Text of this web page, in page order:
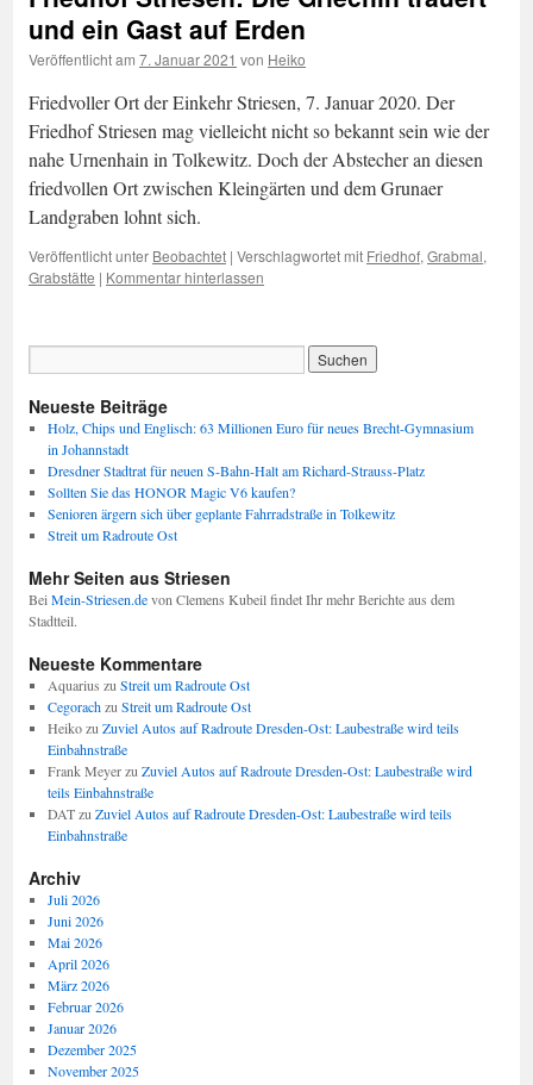
und ein Gast auf Erden
Veröffentlicht am 7. Januar 2021 von Heiko
Friedvoller Ort der Einkehr Striesen, 7. Januar 2020. Der
Friedhof Striesen mag vielleicht nicht so bekannt sein wie der
nahe Urnenhain in Tolkewitz. Doch der Abstecher an diesen
friedvollen Ort zwischen Kleingärten und dem Grunaer
Landgraben lohnt sich.
Veröffentlicht unter Beobachtet | Verschlagwortet mit Friedhof, Grabmal,
Grabstätte | Kommentar hinterlassen
Neueste Beiträge
Holz, Chips und Englisch: 63 Millionen Euro für neues Brecht-Gymnasium
in Johannstadt
Dresdner Stadtrat für neuen S-Bahn-Halt am Richard-Strauss-Platz
Sollten Sie das HONOR Magic V6 kaufen?
Senioren ärgern sich über geplante Fahrradstraße in Tolkewitz
Streit um Radroute Ost
Mehr Seiten aus Striesen
Bei Mein-Striesen.devon Clemens Kubeil findet Ihr mehr Berichte aus dem
Stadtteil.
Neueste Kommentare
Aquarius zu Streit um Radroute Ost
Cegorachzu Streit um Radroute Ost
Heikozu Zuviel Autos auf Radroute Dresden-Ost: Laubestraße wird teils
Einbahnstraße
Frank Meyerzu Zuviel Autos auf Radroute Dresden-Ost: Laubestraße wird
teils Einbahnstraße
DATzu Zuviel Autos auf Radroute Dresden-Ost: Laubestraße wird teils
Einbahnstraße
Archiv
Juli 2026
Juni 2026
Mai 2026
April 2026
März 2026
Februar 2026
Januar 2026
Dezember 2025
November 2025